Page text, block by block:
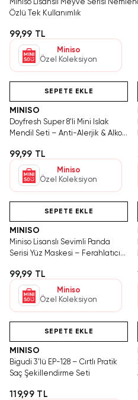
Miniso Lisanslı Meyve Serisi
Özlü Tek Kullanımlık
99,99 TL
Miniso
Özel Koleksiyon
SEPETE EKLE
MINISO
Doyfresh Super 8'li Mini Islak
Mendil Seti – Anti-Alerjik & Alkol
99,99 TL
Miniso
Özel Koleksiyon
SEPETE EKLE
MINISO
Miniso Lisanslı Sevimli Panda
Serisi Yüz Maskesi – Ferahlatıcı
99,99 TL
Miniso
Özel Koleksiyon
SEPETE EKLE
MINISO
Bigudi 3’lü EP-128 – Cırtlı Pratik
Saç Şekillendirme Seti
119,99 TL